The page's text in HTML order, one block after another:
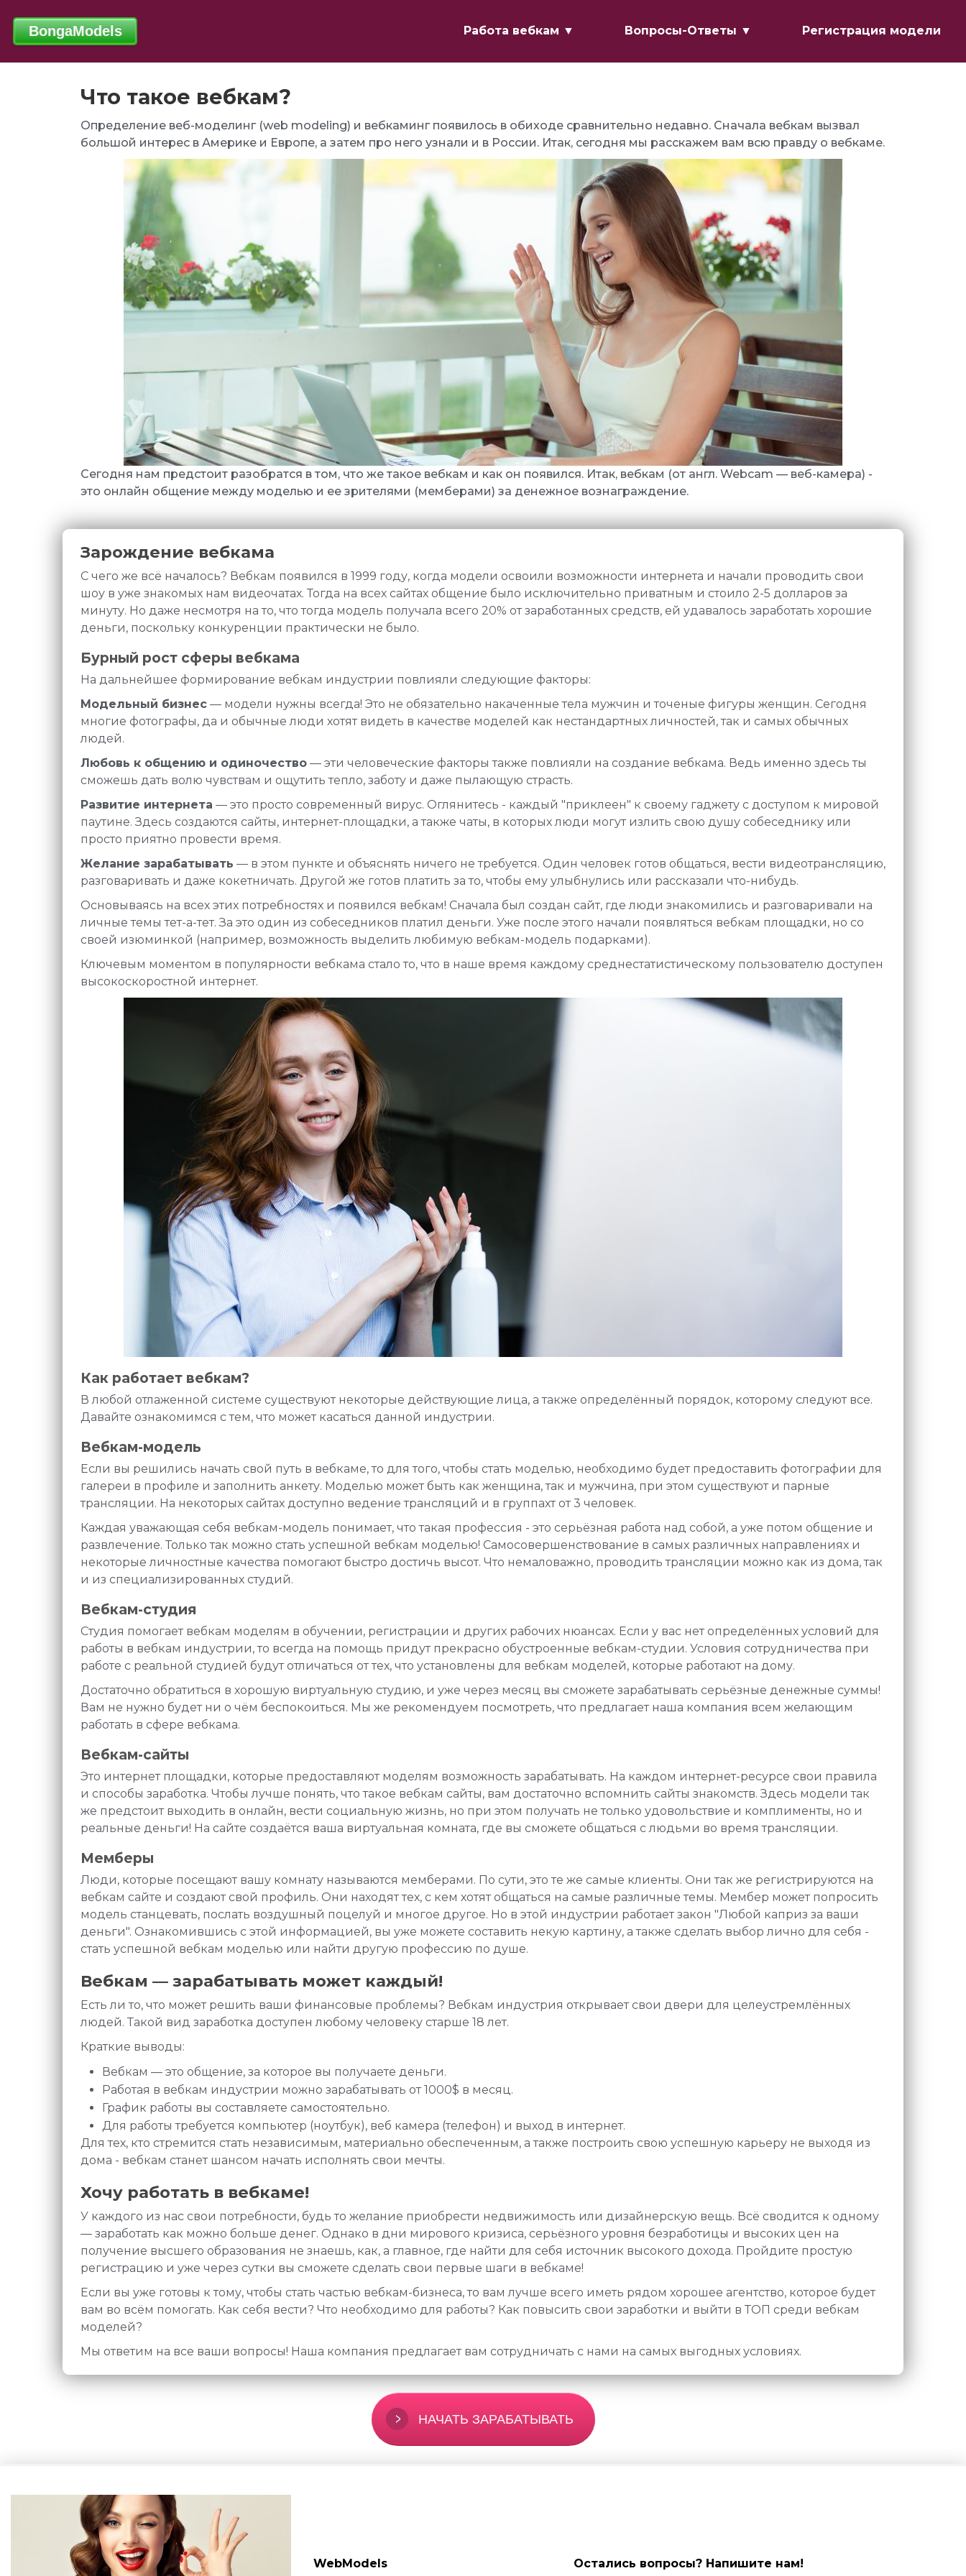
Работа вебкам ▼ Вопросы-Ответы ▼ Регистрация модели
Что такое вебкам?
Определение веб-моделинг (web modeling) и вебкаминг появилось в обиходе сравнительно недавно. Сначала вебкам вызвал
большой интерес в Америке и Европе, а затем про него узнали и в России. Итак, сегодня мы расскажем вам всю правду о вебкаме.
Сегодня нам предстоит разобратся в том, что же такое вебкам и как он появился. Итак, вебкам (от англ. Webcam — веб-камера) -
это онлайн общение между моделью и ее зрителями (мемберами) за денежное вознаграждение.
Зарождение вебкама
С чего же всё началось? Вебкам появился в 1999 году, когда модели освоили возможности интернета и начали проводить свои
шоу в уже знакомых нам видеочатах. Тогда на всех сайтах общение было исключительно приватным и стоило 2-5 долларов за
минуту. Но даже несмотря на то, что тогда модель получала всего 20% от заработанных средств, ей удавалось заработать хорошие
деньги, поскольку конкуренции практически не было.
Бурный рост сферы вебкама
На дальнейшее формирование вебкам индустрии повлияли следующие факторы:
Модельный бизнес — модели нужны всегда! Это не обязательно накаченные тела мужчин и точеные фигуры женщин. Сегодня
многие фотографы, да и обычные люди хотят видеть в качестве моделей как нестандартных личностей, так и самых обычных
людей.
Любовь к общению и одиночество — эти человеческие факторы также повлияли на создание вебкама. Ведь именно здесь ты
сможешь дать волю чувствам и ощутить тепло, заботу и даже пылающую страсть.
Развитие интернета — это просто современный вирус. Оглянитесь - каждый "приклеен" к своему гаджету с доступом к мировой
паутине. Здесь создаются сайты, интернет-площадки, а также чаты, в которых люди могут излить свою душу собеседнику или
просто приятно провести время.
Желание зарабатывать — в этом пункте и объяснять ничего не требуется. Один человек готов общаться, вести видеотрансляцию,
разговаривать и даже кокетничать. Другой же готов платить за то, чтобы ему улыбнулись или рассказали что-нибудь.
Основываясь на всех этих потребностях и появился вебкам! Сначала был создан сайт, где люди знакомились и разговаривали на
личные темы тет-а-тет. За это один из собеседников платил деньги. Уже после этого начали появляться вебкам площадки, но со
своей изюминкой (например, возможность выделить любимую вебкам-модель подарками).
Ключевым моментом в популярности вебкама стало то, что в наше время каждому среднестатистическому пользователю доступен
высокоскоростной интернет.
Как работает вебкам?
В любой отлаженной системе существуют некоторые действующие лица, а также определённый порядок, которому следуют все.
Давайте ознакомимся с тем, что может касаться данной индустрии.
Вебкам-модель
Если вы решились начать свой путь в вебкаме, то для того, чтобы стать моделью, необходимо будет предоставить фотографии для
галереи в профиле и заполнить анкету. Моделью может быть как женщина, так и мужчина, при этом существуют и парные
трансляции. На некоторых сайтах доступно ведение трансляций и в группахт от 3 человек.
Каждая уважающая себя вебкам-модель понимает, что такая профессия - это серьёзная работа над собой, а уже потом общение и
развлечение. Только так можно стать успешной вебкам моделью! Самосовершенствование в самых различных направлениях и
некоторые личностные качества помогают быстро достичь высот. Что немаловажно, проводить трансляции можно как из дома, так
и из специализированных студий.
Вебкам-студия
Студия помогает вебкам моделям в обучении, регистрации и других рабочих нюансах. Если у вас нет определённых условий для
работы в вебкам индустрии, то всегда на помощь придут прекрасно обустроенные вебкам-студии. Условия сотрудничества при
работе с реальной студией будут отличаться от тех, что установлены для вебкам моделей, которые работают на дому.
Достаточно обратиться в хорошую виртуальную студию, и уже через месяц вы сможете зарабатывать серьёзные денежные суммы!
Вам не нужно будет ни о чём беспокоиться. Мы же рекомендуем посмотреть, что предлагает наша компания всем желающим
работать в сфере вебкама.
Вебкам-сайты
Это интернет площадки, которые предоставляют моделям возможность зарабатывать. На каждом интернет-ресурсе свои правила
и способы заработка. Чтобы лучше понять, что такое вебкам сайты, вам достаточно вспомнить сайты знакомств. Здесь модели так
же предстоит выходить в онлайн, вести социальную жизнь, но при этом получать не только удовольствие и комплименты, но и
реальные деньги! На сайте создаётся ваша виртуальная комната, где вы сможете общаться с людьми во время трансляции.
Мемберы
Люди, которые посещают вашу комнату называются мемберами. По сути, это те же самые клиенты. Они так же регистрируются на
вебкам сайте и создают свой профиль. Они находят тех, с кем хотят общаться на самые различные темы. Мембер может попросить
модель станцевать, послать воздушный поцелуй и многое другое. Но в этой индустрии работает закон "Любой каприз за ваши
деньги". Ознакомившись с этой информацией, вы уже можете составить некую картину, а также сделать выбор лично для себя -
стать успешной вебкам моделью или найти другую профессию по душе.
Вебкам — зарабатывать может каждый!
Есть ли то, что может решить ваши финансовые проблемы? Вебкам индустрия открывает свои двери для целеустремлённых
людей. Такой вид заработка доступен любому человеку старше 18 лет.
Краткие выводы:
Вебкам — это общение, за которое вы получаете деньги.
Работая в вебкам индустрии можно зарабатывать от 1000$ в месяц.
График работы вы составляете самостоятельно.
Для работы требуется компьютер (ноутбук), веб камера (телефон) и выход в интернет.
Для тех, кто стремится стать независимым, материально обеспеченным, а также построить свою успешную карьеру не выходя из
дома - вебкам станет шансом начать исполнять свои мечты.
Хочу работать в вебкаме!
У каждого из нас свои потребности, будь то желание приобрести недвижимость или дизайнерскую вещь. Всё сводится к одному
— заработать как можно больше денег. Однако в дни мирового кризиса, серьёзного уровня безработицы и высоких цен на
получение высшего образования не знаешь, как, а главное, где найти для себя источник высокого дохода. Пройдите простую
регистрацию и уже через сутки вы сможете сделать свои первые шаги в вебкаме!
Если вы уже готовы к тому, чтобы стать частью вебкам-бизнеса, то вам лучше всего иметь рядом хорошее агентство, которое будет
вам во всём помогать. Как себя вести? Что необходимо для работы? Как повысить свои заработки и выйти в ТОП среди вебкам
моделей?
Мы ответим на все ваши вопросы! Наша компания предлагает вам сотрудничать с нами на самых выгодных условиях.
НАЧАТЬ ЗАРАБАТЫВАТЬ
WebModels Остались вопросы? Напишите нам!